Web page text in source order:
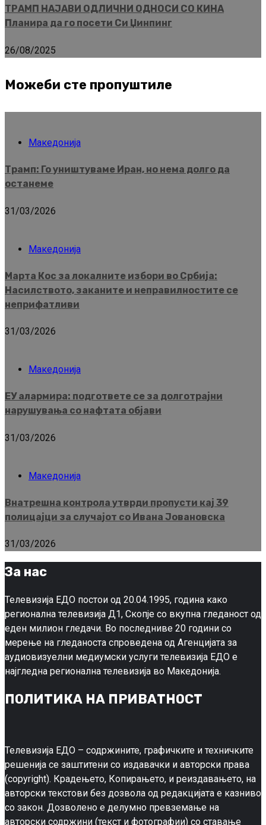
ТРАМП НАЈАВИ ОДЛИЧНИ ОДНОСИ СО КИНА
Планира да го посети Си Џинпинг
26/08/2025
Можеби сте пропуштиле
Македонија
Трамп: Го уништуваме Иран, но нема долго да
останеме
31/03/2026
Македонија
Марта Кос за локалните избори во Србија:
Насилството, заканите и неправилностите се
неприфатливи
31/03/2026
Македонија
ЕУ алармира: подгответе се за долготрајни
нарушувања со нафтата објави
31/03/2026
Македонија
Внатрешна контрола утврди пропусти кај 39
полицајци за случајот со Ивана Јовановска
31/03/2026
За нас
Телевизија ЕДО постои од 20.04.1995, година како
регионална телевизија Д1, Скопје со вкупна гледаност од
еден милион гледачи. Во последниве 20 години со
мерење на гледаноста спроведена од Агенцијата за
аудиовизуелни медиумски услуги телевизија ЕДО е
најгледна регионална телевизија во Македонија.
ПОЛИТИКА НА ПРИВАТНОСТ
Телевизија ЕДО – содржините, графичките и техничките
решенија се заштитени со издавачки и авторски права
(copyright). Крадењето, Копирањето, и реиздавањето, на
авторски текстови без дозвола од редакцијата е казниво
со закон. Дозволено е делумно превземање на
авторски содржини (текст и фотографии) со ставање